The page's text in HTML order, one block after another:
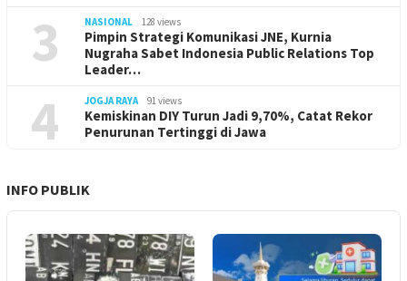
3 NASIONAL 128 views
Pimpin Strategi Komunikasi JNE, Kurnia
Nugraha Sabet Indonesia Public Relations Top
Leader…
4 JOGJA RAYA 91 views
Kemiskinan DIY Turun Jadi 9,70%, Catat Rekor
Penurunan Tertinggi di Jawa
INFO PUBLIK